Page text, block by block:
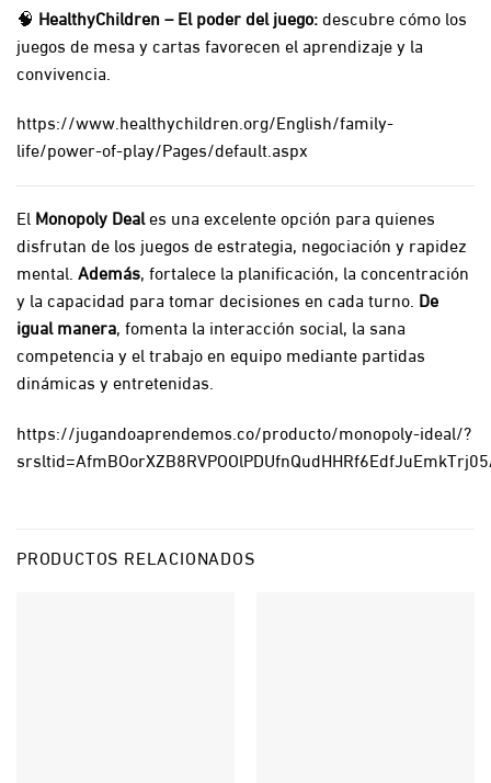
🧠 HealthyChildren – El poder del juego:descubre cómo los
juegos de mesa y cartas favorecen el aprendizaje y la
convivencia.
https://www.healthychildren.org/English/family-
life/power-of-play/Pages/default.aspx
El Monopoly Deales una excelente opción para quienes
disfrutan de los juegos de estrategia, negociación y rapidez
mental. Además, fortalece la planificación, la concentración
y la capacidad para tomar decisiones en cada turno. De
igual manera, fomenta la interacción social, la sana
competencia y el trabajo en equipo mediante partidas
dinámicas y entretenidas.
https://jugandoaprendemos.co/producto/monopoly-ideal/?
PRODUCTOS RELACIONADOS